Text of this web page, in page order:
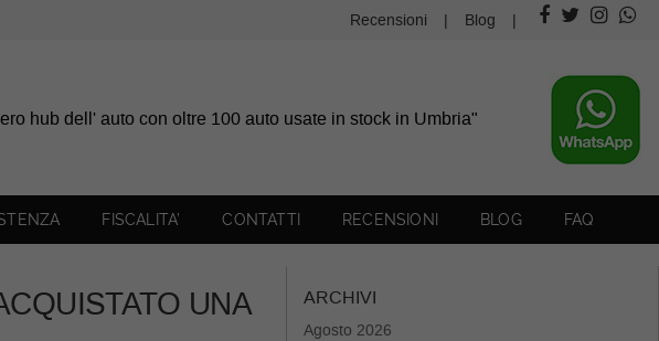
Recensioni Blog
hub dell' auto con oltre 100 auto usate in stock in Umbria"
FISCALITA’ CONTATTI RECENSIONI BLOG FAQ
UNA
ARCHIVI
Agosto 2026